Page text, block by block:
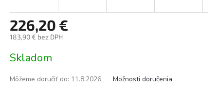
226,20 €
183,90 € bez DPH
cena:
Skladom
Môžeme doručiť do: 11.8.2026 Možnosti doručenia